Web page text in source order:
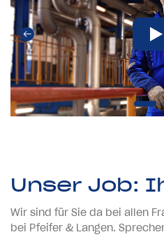
Unser Job:
Wir sind für Sie da bei allen
bei Pfeifer & Langen.